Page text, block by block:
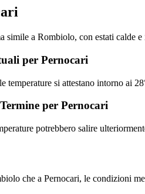
simile a Rombiolo, con estati calde
per Pernocari
temperature si attestano intorno ai
per Pernocari
potrebbero salire
che a Pernocari, le condizioni